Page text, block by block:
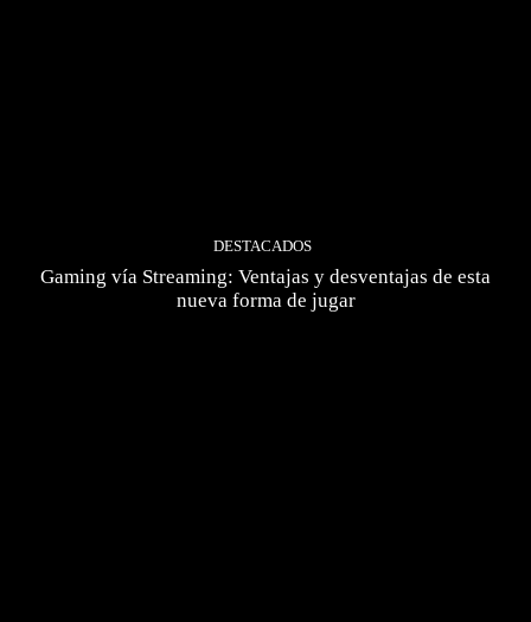
DESTACADOS
Gaming vía Streaming: Ventajas y desventajas de esta
nueva forma de jugar